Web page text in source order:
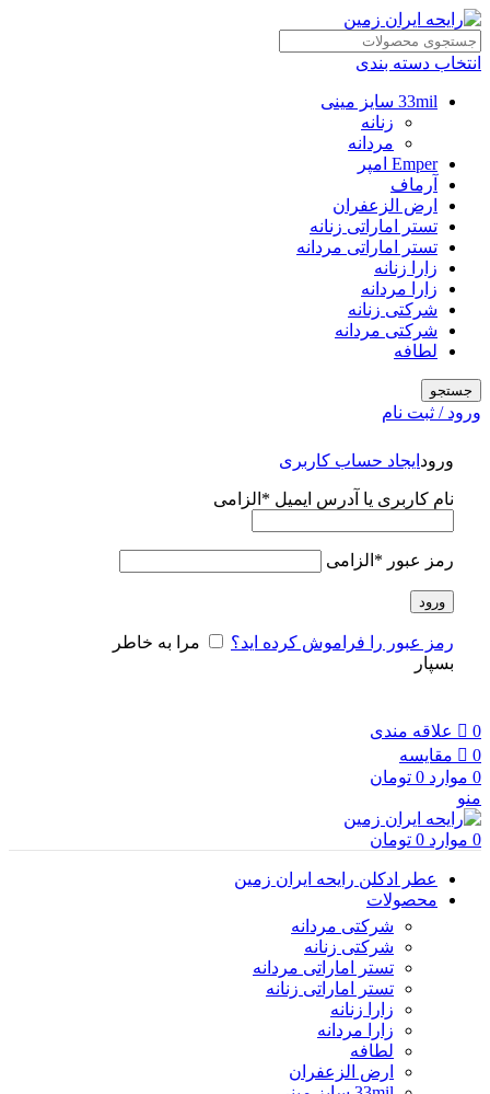
انتخاب دسته بندی
33mil سایز مینی
زنانه
مردانه
Emper امپر
آرماف
ارض الزعفران
تستر اماراتی زنانه
تستر اماراتی مردانه
زارا زنانه
زارا مردانه
شرکتی زنانه
شرکتی مردانه
لطافه
جستجو
ورود / ثبت نام
ورود ایجاد حساب کاربری
نام کاربری یا آدرس ایمیل * الزامی
رمز عبور * الزامی
ورود
رمز عبور را فراموش کرده اید؟
مرا به خاطر
بسپار
0
علاقه مندی
0
مقایسه
0 موارد 0 تومان
منو
0 موارد 0 تومان
عطر ادکلن رایحه ایران زمین
محصولات
شرکتی مردانه
شرکتی زنانه
تستر اماراتی مردانه
تستر اماراتی زنانه
زارا زنانه
زارا مردانه
لطافه
ارض الزعفران